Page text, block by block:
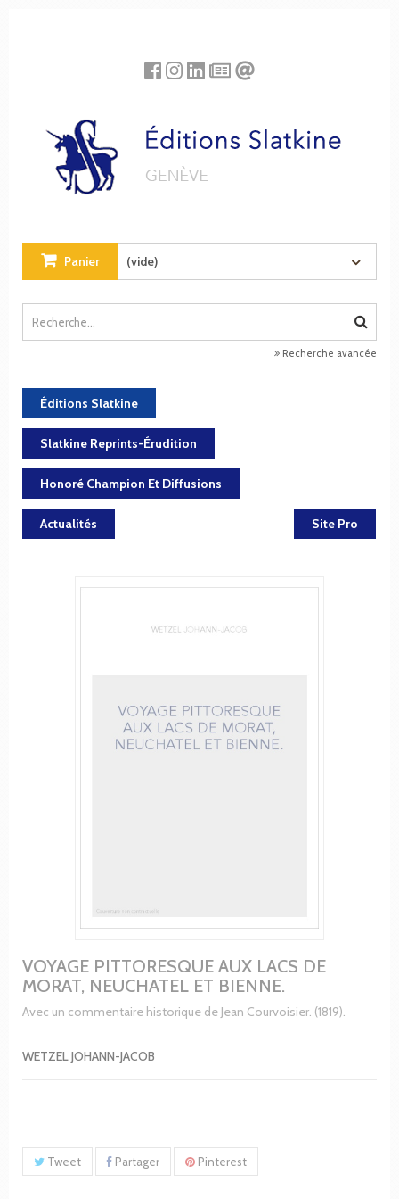
Panier (vide)
Recherche avancée
Éditions Slatkine
Slatkine Reprints-Érudition
Honoré Champion Et Diffusions
Actualités Site Pro
VOYAGE PITTORESQUE AUX LACS DE
MORAT, NEUCHATEL ET BIENNE.
Avec un commentaire historique de Jean Courvoisier. (1819).
WETZEL JOHANN-JACOB
Tweet Partager Pinterest